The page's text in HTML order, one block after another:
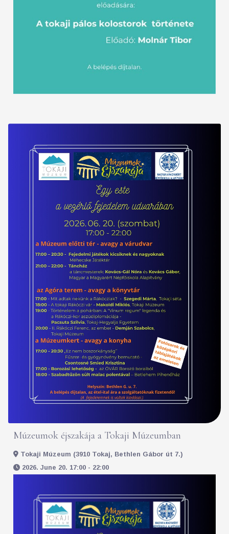
Múzeumok éjszakája a Tokaji Múzeumban
Tokaji Múzeum (3910 Tokaj, Bethlen Gábor út 7.)
2026. June 20. 17:00 - 22:00